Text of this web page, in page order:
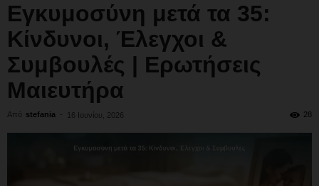
Εγκυμοσύνη μετά τα 35:
Κίνδυνοι, Έλεγχοι &
Συμβουλές | Ερωτήσεις
Μαιευτήρα
Από stefania - 16 Ιουνίου, 2026 28